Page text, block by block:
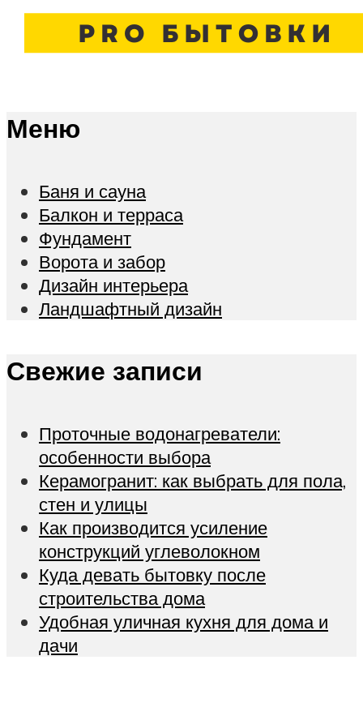
Меню
Баня и сауна
Балкон и терраса
Фундамент
Ворота и забор
Дизайн интерьера
Ландшафтный дизайн
Свежие записи
Проточные водонагреватели:
особенности выбора
Керамогранит: как выбрать для пола,
стен и улицы
Как производится усиление
конструкций углеволокном
Куда девать бытовку после
строительства дома
Удобная уличная кухня для дома и
дачи